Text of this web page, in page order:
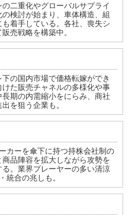
二重化やグローバルサプライ
検討が始まり、車体構造、組
着手している。各社、喪失シ
売戦略を構築中。
の国内市場で価格転嫁ができ
た販売チャネルの多様化や事
期の内需縮小をにらみ、商社
を狙う企業も。
カーを傘下に持つ持株会社制の
品陣容を拡大しながら攻勢を
。業界プレーヤーの多い清涼
統合の兆しも。